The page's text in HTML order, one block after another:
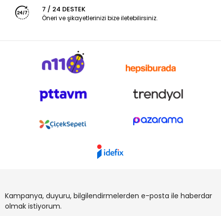
7 / 24 DESTEK
Öneri ve şikayetlerinizi bize iletebilirsiniz.
Kampanya, duyuru, bilgilendirmelerden e-posta ile haberdar
olmak istiyorum.